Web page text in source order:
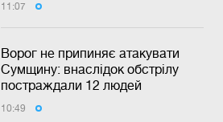
11:07
Ворог не припиняє атакувати
Сумщину: внаслідок обстрілу
постраждали 12 людей
10:49